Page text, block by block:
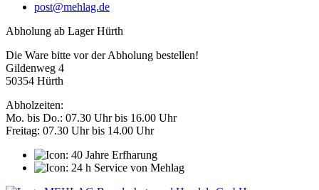
post@mehlag.de
Abholung ab Lager Hürth
Die Ware bitte vor der Abholung bestellen!
Gildenweg 4
50354 Hürth
Abholzeiten:
Mo. bis Do.: 07.30 Uhr bis 16.00 Uhr
Freitag: 07.30 Uhr bis 14.00 Uhr